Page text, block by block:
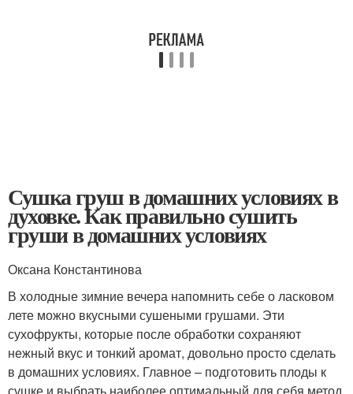
Сушка груш в домашних условиях в
духовке. Как правильно сушить
груши в домашних условиях
Оксана Константинова
В холодные зимние вечера напомнить себе о ласковом
лете можно вкусными сушеными грушами. Эти
сухофрукты, которые после обработки сохраняют
нежный вкус и тонкий аромат, довольно просто сделать
в домашних условиях. Главное – подготовить плоды к